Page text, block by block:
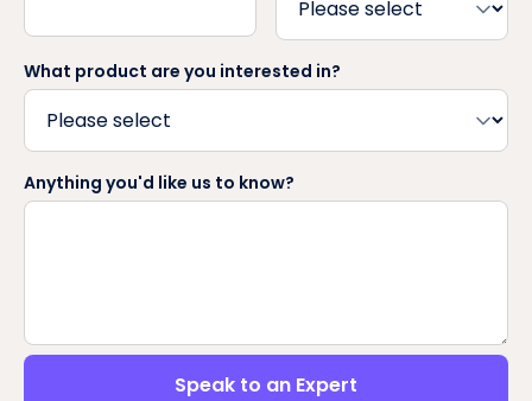
What product are you interested in?
Anything you'd like us to know?
Speak to an Expert